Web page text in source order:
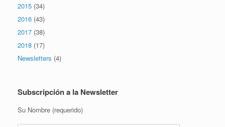
2015 (34)
2016 (43)
2017 (38)
2018 (17)
Newsletters (4)
Subscripción a la Newsletter
Su Nombre (requerido)